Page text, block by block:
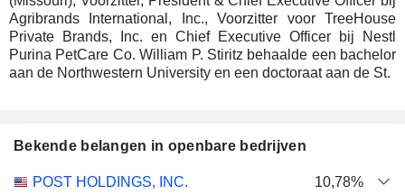
Agribrands International, Inc., Voorzitter voor TreeHouse
Private Brands, Inc. en Chief Executive Officer bij Nestl
Purina PetCare Co. William P. Stiritz behaalde een bachelor
aan de Northwestern University en een doctoraat aan de St.
Bekende belangen in openbare bedrijven
Aantal
POST HOLDINGS, INC.
10,78%